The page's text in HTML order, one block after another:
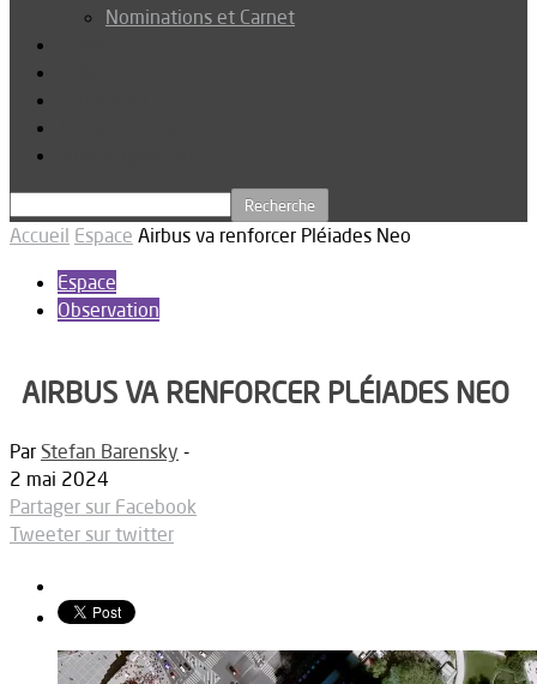
Nominations et Carnet
Accueil Espace Airbus va renforcer Pléiades Neo
Espace
Observation
AIRBUS VA RENFORCER PLÉIADES NEO
Par Stefan Barensky -
2 mai 2024
Partager sur Facebook
Tweeter sur twitter